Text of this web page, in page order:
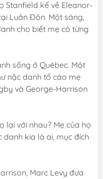
Stanfield kể về Eleanor-
Luân Đôn. Một sáng,
cho biết mẹ cô từng
sống ở Québec. Một
nặc danh tố cáo mẹ
và George-Harrison
lại với nhau? Mẹ của họ
danh kia là ai, mục đích
Marc Levy đưa